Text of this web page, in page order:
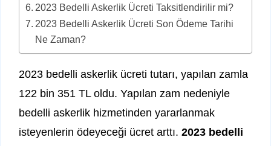
2023 Bedelli Askerlik Ücreti Taksitlendirilir mi?
2023 Bedelli Askerlik Ücreti Son Ödeme Tarihi
Ne Zaman?
2023 bedelli askerlik ücreti tutarı, yapılan zamla
122 bin 351 TL oldu. Yapılan zam nedeniyle
bedelli askerlik hizmetinden yararlanmak
isteyenlerin ödeyeceği ücret arttı. 2023 bedelli